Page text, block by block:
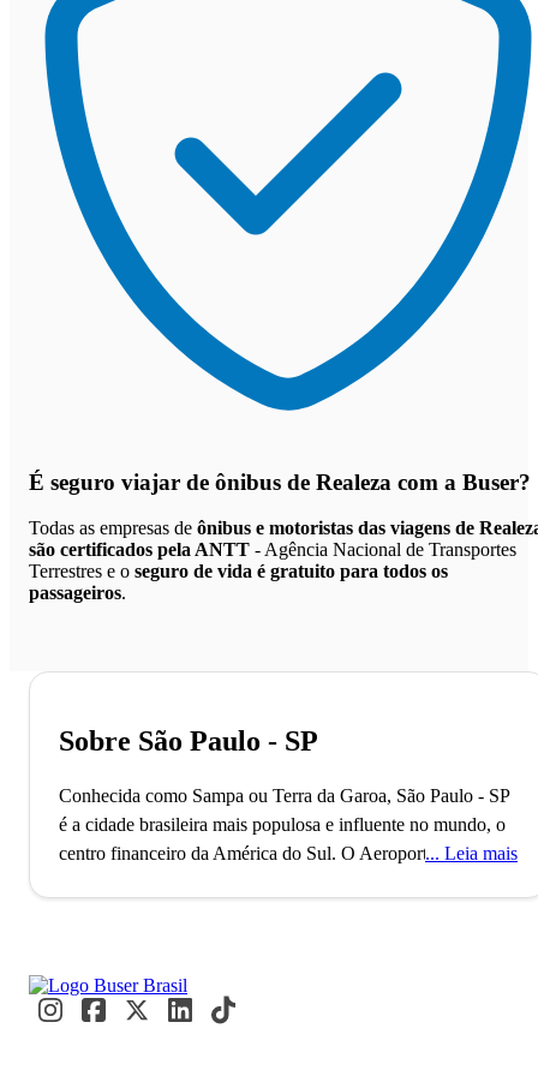
É seguro viajar de ônibus de Realeza com a Buser?
Todas as empresas de ônibus e motoristas das viagens de
são certificados pela ANTT - Agência Nacional de Transportes
Terrestres e o seguro de vida é gratuito para todos os
passageiros.
Sobre São Paulo - SP
Conhecida como Sampa ou Terra da Garoa, São Paulo - SP
é a cidade brasileira mais populosa e influente no mundo, o
centro financeiro da América do Sul. O Aeroporto de
eventos internacionais como a Bienal de Arte e a São Paulo
Fashion Week acontecem. Paulistanos e visitantes se
Leia mais